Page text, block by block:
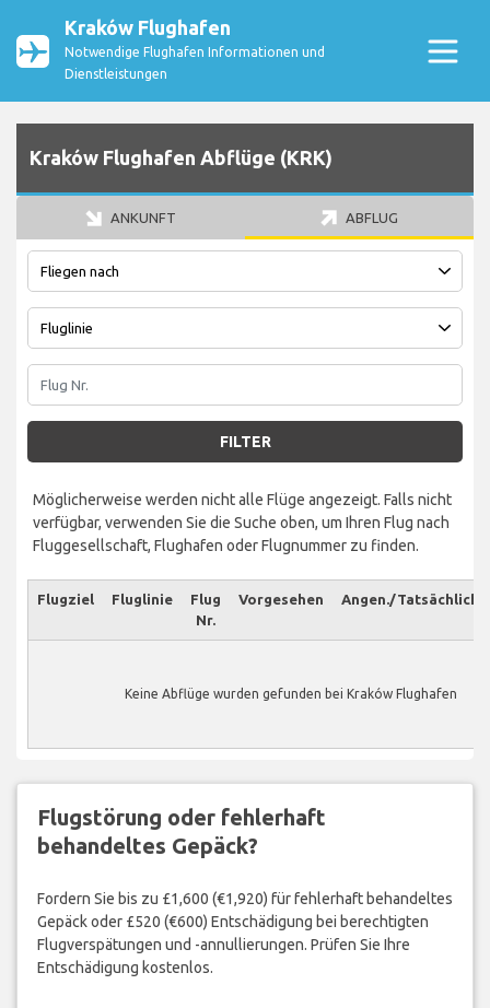
Kraków Flughafen
Notwendige Flughafen Informationen und
Dienstleistungen
Kraków Flughafen Abflüge (KRK)
ANKUNFT ABFLUG
FILTER
Möglicherweise werden nicht alle Flüge angezeigt. Falls nicht
verfügbar, verwenden Sie die Suche oben, um Ihren Flug nach
Fluggesellschaft, Flughafen oder Flugnummer zu finden.
Flugziel Fluglinie
Flug
Nr.
Vorgesehen Angen./Tatsächlich
Keine Abflüge wurden gefunden bei Kraków Flughafen
Flugstörung oder fehlerhaft
behandeltes Gepäck?
Fordern Sie bis zu £1,600 (€1,920) für fehlerhaft behandeltes
Gepäck oder £520 (€600) Entschädigung bei berechtigten
Flugverspätungen und -annullierungen. Prüfen Sie Ihre
Entschädigung kostenlos.